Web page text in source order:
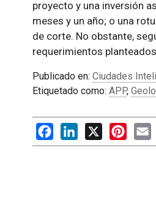
proyecto y una inversión
meses y un año; o una
de corte. No obstante,
requerimientos
Publicado en: Ciudades
Etiquetado como: APP,
FacebookLinkedIn
X